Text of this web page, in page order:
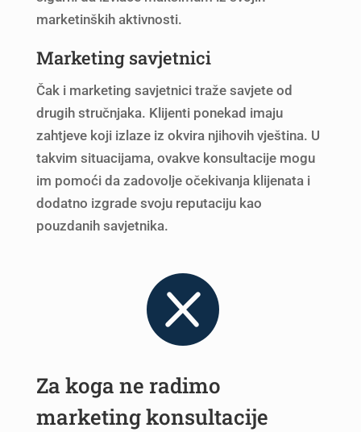
marketinških aktivnosti.
Marketing savjetnici
Čak i marketing savjetnici traže savjete od
drugih stručnjaka. Klijenti ponekad imaju
zahtjeve koji izlaze iz okvira njihovih vještina. U
takvim situacijama, ovakve konsultacije mogu
im pomoći da zadovolje očekivanja klijenata i
dodatno izgrade svoju reputaciju kao
pouzdanih savjetnika.

Za koga ne radimo
marketing konsultacije